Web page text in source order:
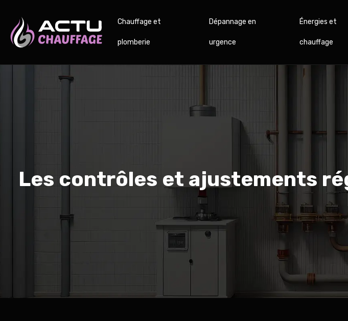
Chauffage et
plomberie
Dépannage en
urgence
Énergies et
chauffage
Les contrôles et ajustements